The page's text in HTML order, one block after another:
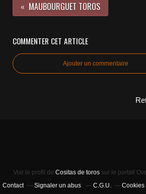
MAUBOURGUET TOROS
COMMENTER CET ARTICLE
Ajouter un commentaire
Voir le profil de Cositas de toros sur le portail
Contact
Signaler un abus C.G.U.
Cookies